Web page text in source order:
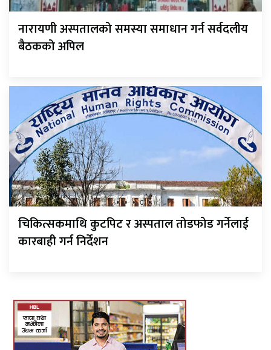
नारायणी अस्पतालको समस्या समाधान गर्न सर्वदलीय
बैठकको अपिल
चिकित्सकमाथि कुटपिट र अस्पताल तोडफोड गर्नेलाई
कारबाही गर्न निर्देशन